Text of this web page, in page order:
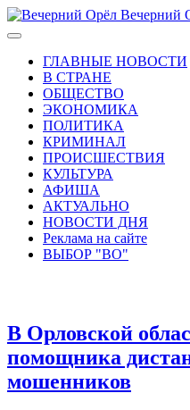
Вечерний
ГЛАВНЫЕ НОВОСТИ
В СТРАНЕ
ОБЩЕСТВО
ЭКОНОМИКА
ПОЛИТИКА
КРИМИНАЛ
ПРОИСШЕСТВИЯ
КУЛЬТУРА
АФИША
АКТУАЛЬНО
НОВОСТИ ДНЯ
Реклама на сайте
ВЫБОР "ВО"
В Орловской
помощника
мошенников